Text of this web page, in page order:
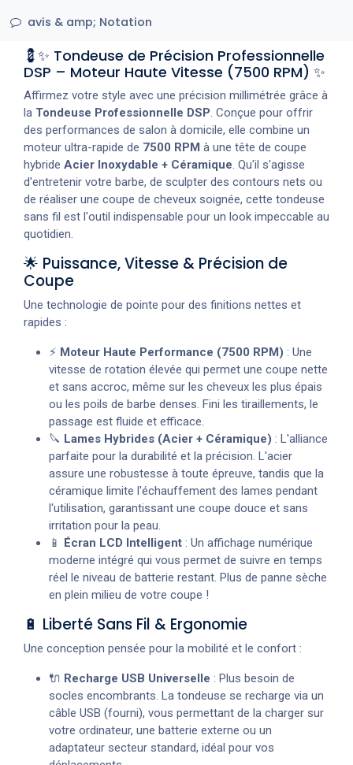
avis & amp; Notation
💈✨ Tondeuse de Précision Professionnelle
DSP – Moteur Haute Vitesse (7500 RPM) ✨
Affirmez votre style avec une précision millimétrée grâce à
la Tondeuse Professionnelle DSP. Conçue pour offrir
des performances de salon à domicile, elle combine un
moteur ultra-rapide de 7500 RPM à une tête de coupe
hybride Acier Inoxydable + Céramique. Qu'il s'agisse
d'entretenir votre barbe, de sculpter des contours nets ou
de réaliser une coupe de cheveux soignée, cette tondeuse
sans fil est l'outil indispensable pour un look impeccable au
quotidien.
🌟 Puissance, Vitesse & Précision de
Coupe
Une technologie de pointe pour des finitions nettes et
rapides :
⚡ Moteur Haute Performance (7500 RPM) : Une
vitesse de rotation élevée qui permet une coupe nette
et sans accroc, même sur les cheveux les plus épais
ou les poils de barbe denses. Fini les tiraillements, le
passage est fluide et efficace.
🔪 Lames Hybrides (Acier + Céramique) : L'alliance
parfaite pour la durabilité et la précision. L'acier
assure une robustesse à toute épreuve, tandis que la
céramique limite l'échauffement des lames pendant
l'utilisation, garantissant une coupe douce et sans
irritation pour la peau.
📱 Écran LCD Intelligent : Un affichage numérique
moderne intégré qui vous permet de suivre en temps
réel le niveau de batterie restant. Plus de panne sèche
en plein milieu de votre coupe !
🔋 Liberté Sans Fil & Ergonomie
Une conception pensée pour la mobilité et le confort :
🔌 Recharge USB Universelle : Plus besoin de
socles encombrants. La tondeuse se recharge via un
câble USB (fourni), vous permettant de la charger sur
votre ordinateur, une batterie externe ou un
adaptateur secteur standard, idéal pour vos